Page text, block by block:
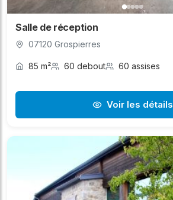
Salle de réception
07120 Grospierres
85 m² 60 debout 60 assises
Voir les détails